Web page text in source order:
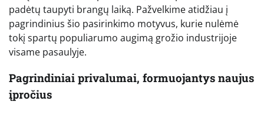
padėtų taupyti brangų laiką. Pažvelkime atidžiau į
pagrindinius šio pasirinkimo motyvus, kurie nulėmė
tokį spartų populiarumo augimą grožio industrijoje
visame pasaulyje.
Pagrindiniai privalumai, formuojantys naujus
įpročius